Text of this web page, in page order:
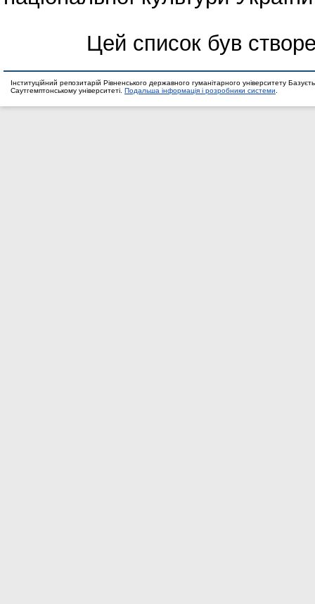
Цей список був
Інституційний репозитарій Рівненського державного гуманітарного університету
Саутгемптонському університеті. Подальша інформація і розробники системи